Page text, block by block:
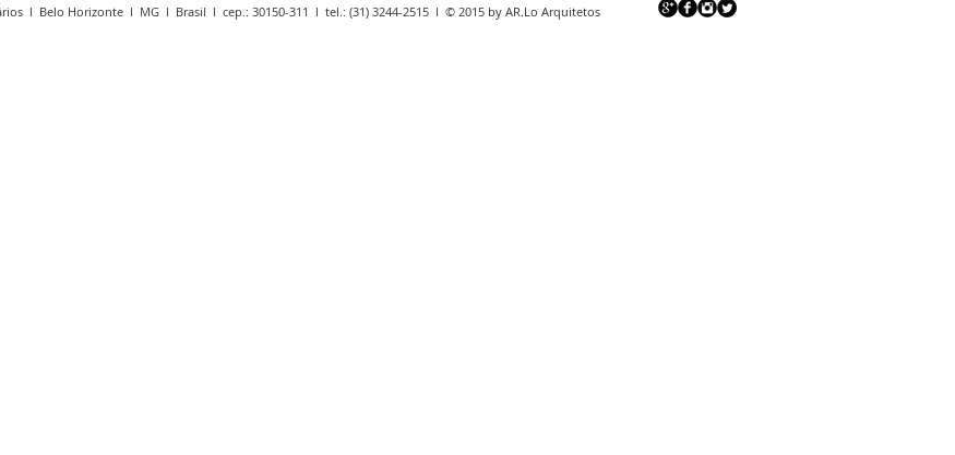
l Belo Horizonte l MG l Brasil l cep.: 30150-311 l tel.: (31) 3244-2515 l © 2015 by AR.Lo Arquitetos